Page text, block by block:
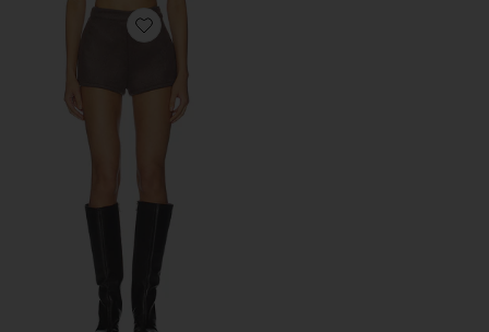
Favorite ШОРТЫ CALLEN